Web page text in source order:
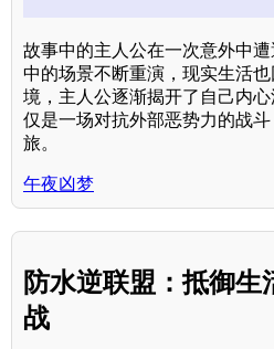
故事中的主人公在一次意外中
中的场景不断重演，现实生活
境，主人公逐渐揭开了自己内
仅是一场对抗外部恶势力的战
旅。
午夜凶梦
防水逆联盟：抵御生
战